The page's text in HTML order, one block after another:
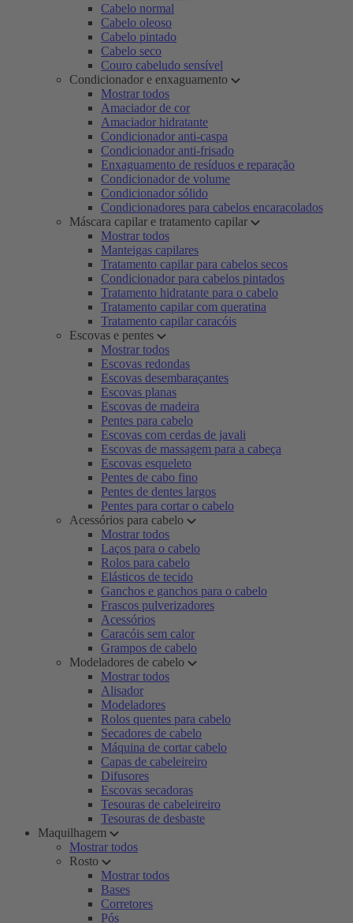
Cabelo normal
Cabelo oleoso
Cabelo pintado
Cabelo seco
Couro cabeludo sensível
Condicionador e enxaguamento
Mostrar todos
Amaciador de cor
Amaciador hidratante
Condicionador anti-caspa
Condicionador anti-frisado
Enxaguamento de resíduos e reparação
Condicionador de volume
Condicionador sólido
Condicionadores para cabelos encaracolados
Máscara capilar e tratamento capilar
Mostrar todos
Manteigas capilares
Tratamento capilar para cabelos secos
Condicionador para cabelos pintados
Tratamento hidratante para o cabelo
Tratamento capilar com queratina
Tratamento capilar caracóis
Escovas e pentes
Mostrar todos
Escovas redondas
Escovas desembaraçantes
Escovas planas
Escovas de madeira
Pentes para cabelo
Escovas com cerdas de javali
Escovas de massagem para a cabeça
Escovas esqueleto
Pentes de cabo fino
Pentes de dentes largos
Pentes para cortar o cabelo
Acessórios para cabelo
Mostrar todos
Laços para o cabelo
Rolos para cabelo
Elásticos de tecido
Ganchos e ganchos para o cabelo
Frascos pulverizadores
Acessórios
Caracóis sem calor
Grampos de cabelo
Modeladores de cabelo
Mostrar todos
Alisador
Modeladores
Rolos quentes para cabelo
Secadores de cabelo
Máquina de cortar cabelo
Capas de cabeleireiro
Difusores
Escovas secadoras
Tesouras de cabeleireiro
Tesouras de desbaste
Maquilhagem
Mostrar todos
Rosto
Mostrar todos
Bases
Corretores
Pós